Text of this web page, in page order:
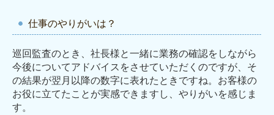
仕事のやりがいは？
巡回監査のとき、社長様と一緒に業務の確認をしながら
今後についてアドバイスをさせていただくのですが、そ
の結果が翌月以降の数字に表れたときですね。お客様の
お役に立てたことが実感できますし、やりがいを感じま
す。